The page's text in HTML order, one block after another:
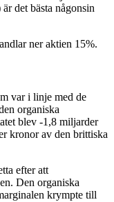
det bästa någonsin
ner aktien 15%.
var i linje med de
organiska
blev -1,8 miljarder
kronor av den brittiska
efter att
Den organiska
krympte till